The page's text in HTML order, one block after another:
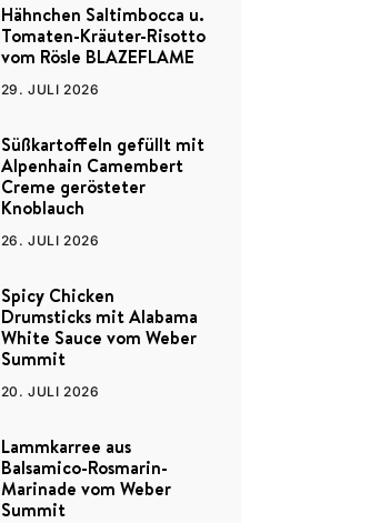
Hähnchen Saltimbocca u.
Tomaten-Kräuter-Risotto
vom Rösle BLAZEFLAME
29. JULI 2026
Süßkartoffeln gefüllt mit
Alpenhain Camembert
Creme gerösteter
Knoblauch
26. JULI 2026
Spicy Chicken
Drumsticks mit Alabama
White Sauce vom Weber
Summit
20. JULI 2026
Lammkarree aus
Balsamico-Rosmarin-
Marinade vom Weber
Summit